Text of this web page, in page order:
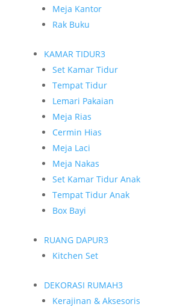
Meja Kantor
Rak Buku
KAMAR TIDUR3
Set Kamar Tidur
Tempat Tidur
Lemari Pakaian
Meja Rias
Cermin Hias
Meja Laci
Meja Nakas
Set Kamar Tidur Anak
Tempat Tidur Anak
Box Bayi
RUANG DAPUR3
Kitchen Set
DEKORASI RUMAH3
Kerajinan & Aksesoris